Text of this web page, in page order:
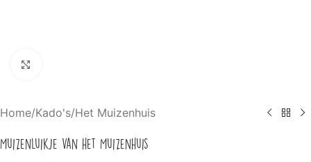
Home/Kado's/Het Muizenhuis
Muizenluikje van het Muizenhuis